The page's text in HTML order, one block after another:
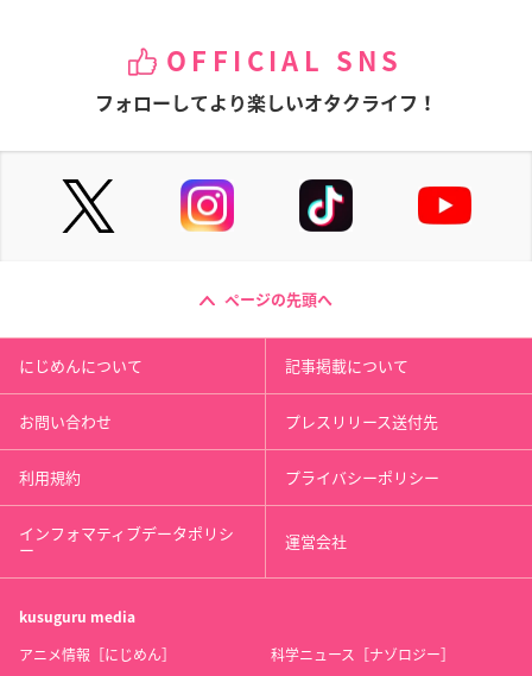
OFFICIAL SNS
フォローしてより楽しいオタクライフ！
ページの先頭へ
にじめんについて 記事掲載について
お問い合わせ プレスリリース送付先
利用規約 プライバシーポリシー
インフォマティブデータポリシ
ー 運営会社
kusuguru media
アニメ情報［にじめん］
科学ニュース［ナゾロジー］